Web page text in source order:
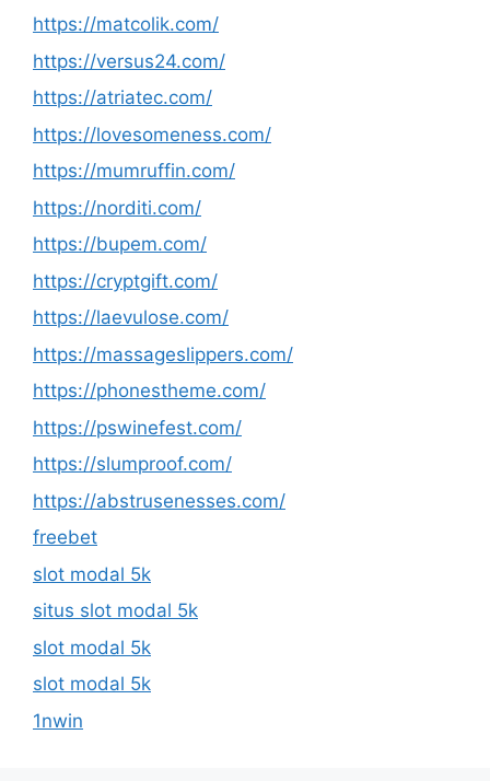
https://matcolik.com/
https://versus24.com/
https://atriatec.com/
https://lovesomeness.com/
https://mumruffin.com/
https://norditi.com/
https://bupem.com/
https://cryptgift.com/
https://laevulose.com/
https://massageslippers.com/
https://phonestheme.com/
https://pswinefest.com/
https://slumproof.com/
https://abstrusenesses.com/
freebet
slot modal 5k
situs slot modal 5k
slot modal 5k
slot modal 5k
1nwin